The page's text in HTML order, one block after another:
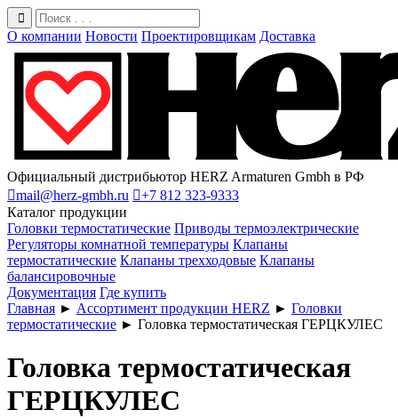
О компании Новости Проектировщикам Доставка
Официальный дистрибьютор HERZ Armaturen Gmbh в РФ
mail@herz-gmbh.ru +7 812 323-9333
Каталог продукции
Головки термостатические Приводы термоэлектрические
Регуляторы комнатной температуры Клапаны
термостатические Клапаны трехходовые Клапаны
балансировочные
Документация Где купить
Главная ► Ассортимент продукции HERZ ► Головки
термостатические ► Головка термостатическая ГЕРЦКУЛЕС
Головка термостатическая
ГЕРЦКУЛЕС